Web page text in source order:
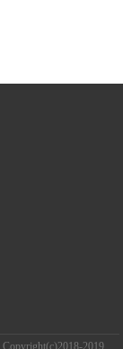
Copyright(c)2018-2019